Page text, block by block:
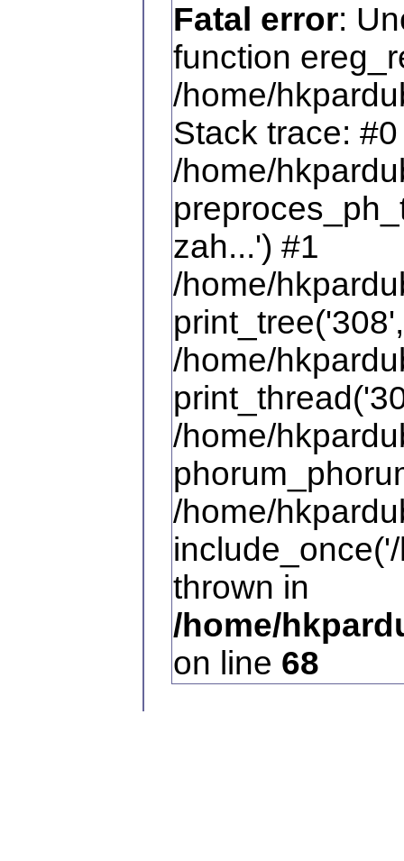
Fatal error:
function
/home/
Stack trace: #0
/home/
zah...') #1
/home/
/home/
/home/
/home/
thrown in
/home/
on line 68